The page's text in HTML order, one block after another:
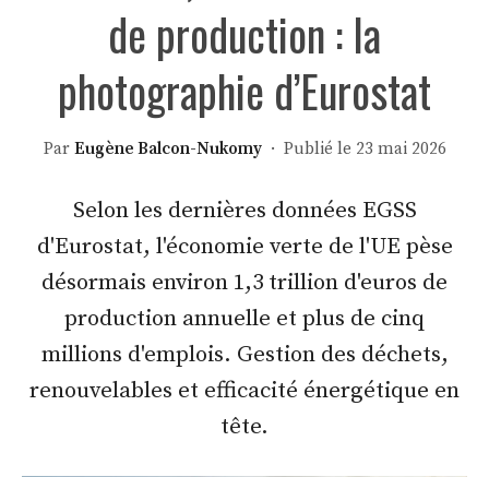
de production : la
photographie d’Eurostat
Par Eugène Balcon-Nukomy· Publié le 23 mai 2026
Selon les dernières données EGSS
d'Eurostat, l'économie verte de l'UE pèse
désormais environ 1,3 trillion d'euros de
production annuelle et plus de cinq
millions d'emplois. Gestion des déchets,
renouvelables et efficacité énergétique en
tête.